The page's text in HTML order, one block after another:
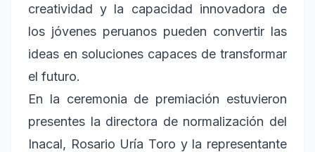
creatividad y la capacidad innovadora de
los jóvenes peruanos pueden convertir las
ideas en soluciones capaces de transformar
el futuro.
En la ceremonia de premiación estuvieron
presentes la directora de normalización del
Inacal, Rosario Uría Toro y la representante